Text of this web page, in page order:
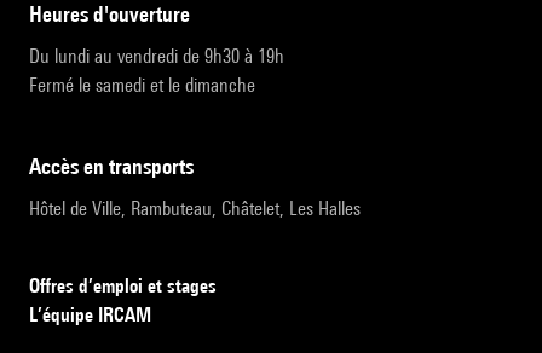
heures d'ouverture
Du lundi au vendredi de 9h30 à 19h
Fermé le samedi et le dimanche
accès en transports
Hôtel de Ville, Rambuteau, Châtelet, Les Halles
Offres d’emploi et stages
L’équipe IRCAM